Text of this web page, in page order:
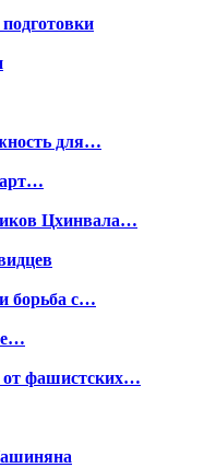
для…
Цхинвала…
борьба с…
от фашистских…